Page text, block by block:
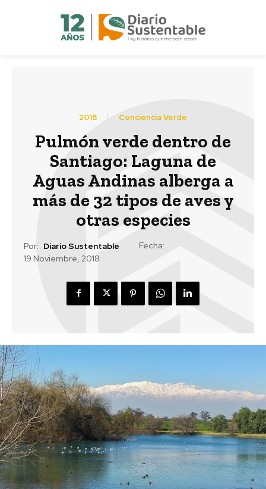
2018 Conciencia Verde
Pulmón verde dentro de
Santiago: Laguna de
Aguas Andinas alberga a
más de 32 tipos de aves y
otras especies
Por: Diario Sustentable
Fecha:
19 Noviembre, 2018